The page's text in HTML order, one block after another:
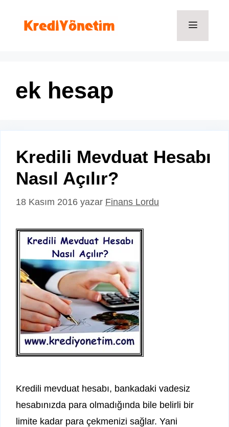
ek hesap
Kredili Mevduat Hesabı
Nasıl Açılır?
18 Kasım 2016 yazar Finans Lordu
Kredili mevduat hesabı, bankadaki vadesiz
hesabınızda para olmadığında bile belirli bir
limite kadar para çekmenizi sağlar. Yani